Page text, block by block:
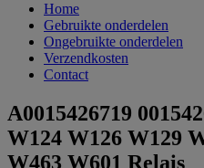
Home
Gebruikte onderdelen
Ongebruikte onderdelen
Verzendkosten
Contact
A0015426719
W124 W126 W129
W463 W601 Relais